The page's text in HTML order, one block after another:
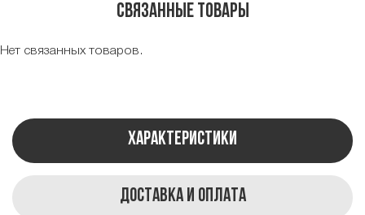
Связанные товары
Нет связанных товаров.
Характеристики
Доставка и оплата